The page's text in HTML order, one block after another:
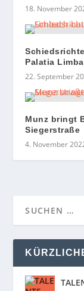
18. November
Palatia
22. September
Munz bringt
Siegerstraße
4. November